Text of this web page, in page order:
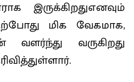
இருக்கிறதுஎனவும்
மிக வேகமாக,
வளர்ந்து வருகிறது